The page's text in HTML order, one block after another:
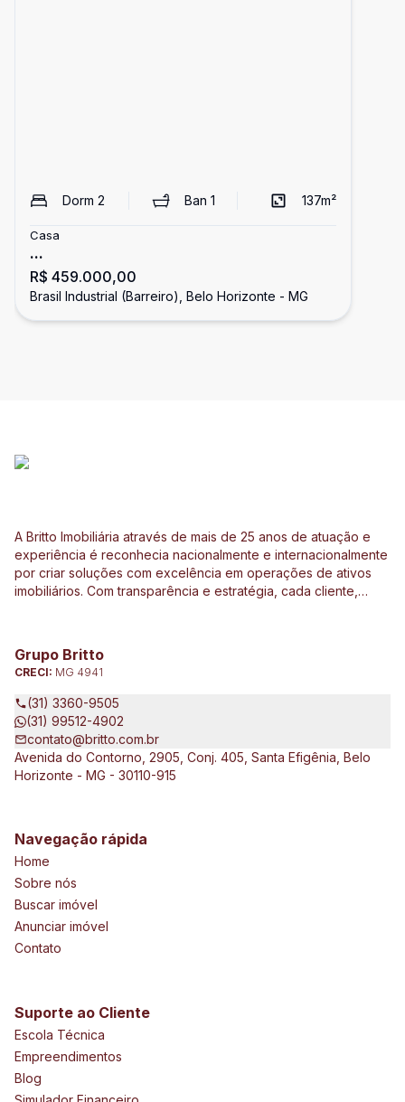
Dorm 2 Ban 1 137m²
Casa
...
R$ 459.000,00
Brasil Industrial (Barreiro), Belo Horizonte - MG
A Britto Imobiliária através de mais de 25 anos de atuação e
experiência é reconhecia nacionalmente e internacionalmente
por criar soluções com excelência em operações de ativos
imobiliários. Com transparência e estratégia, cada cliente,
investimentos ligados ao mercado imobiliário, construção civil,
incorporação de empreendimentos, avaliações e perícias de
imóveis urbanos e rurais. Atuamos no Brasil e no exterior, junto
a clientes exigentes e de vários tipos e porte, que pretendem
expandir seus negócios.
Grupo Britto
CRECI: MG 4941
(31) 3360-9505
(31) 99512-4902
contato@britto.com.br
Avenida do Contorno, 2905, Conj. 405, Santa Efigênia, Belo
Horizonte - MG - 30110-915
Navegação rápida
Home
Sobre nós
Buscar imóvel
Anunciar imóvel
Contato
Suporte ao Cliente
Escola Técnica
Empreendimentos
Blog